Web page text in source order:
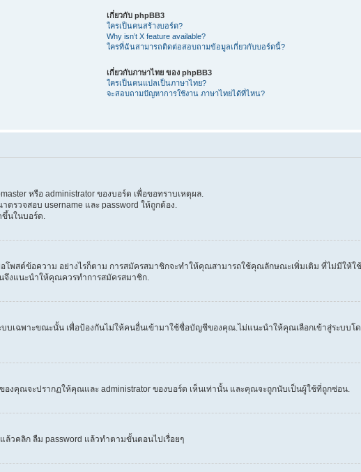
เกี่ยวกับ phpBB3
ใครเป็นคนสร้างบอร์ด?
Why isn’t X feature available?
ใครที่ฉันสามารถติดต่อสอบถามข้อมูลเกี่ยวกับบอร์ดนี้?
เกี่ยวกับภาษาไทย ของ phpBB3
ใครเป็นคนแปลเป็นภาษาไทย?
จะสอบถามปัญหาการใช้งาน ภาษาไทยได้ที่ไหน?
หรือ administrator ของบอร์ด เพื่อขอทราบเหตุผล.
วจสอบ username และ password ให้ถูกต้อง.
นในบอร์ด.
พสต์ข้อความ อย่างไรก็ตาม การสมัครสมาชิกจะทำให้คุณสามารถใช้คุณลักษณะเพิ่มเติม ที่ไม่มีให้ใ
จึงแนะนำให้คุณควรทำการสมัครสมาชิก.
เฉพาะขณะนั้น เพื่อป้องกันไม่ให้คนอื่นเข้ามาใช้ชื่อบัญชีของคุณ.ไม่แนะนำให้คุณเลือกเข้าสู่ระบบ
คุณจะปรากฏให้คุณและ administrator ของบอร์ด เห็นเท่านั้น และคุณจะถูกนับเป็นผู้ใช้ที่ถูกซ่อน.
วคลิก ลืม password แล้วทำตามขั้นตอนไปเรื่อยๆ